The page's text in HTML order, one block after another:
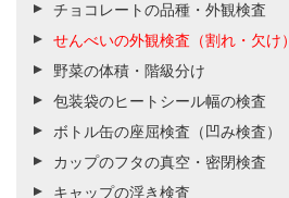
チョコレートの品種・外観検査
せんべいの外観検査（割れ・欠け）
野菜の体積・階級分け
包装袋のヒートシール幅の検査
ボトル缶の座屈検査（凹み検査）
カップのフタの真空・密閉検査
キャップの浮き検査